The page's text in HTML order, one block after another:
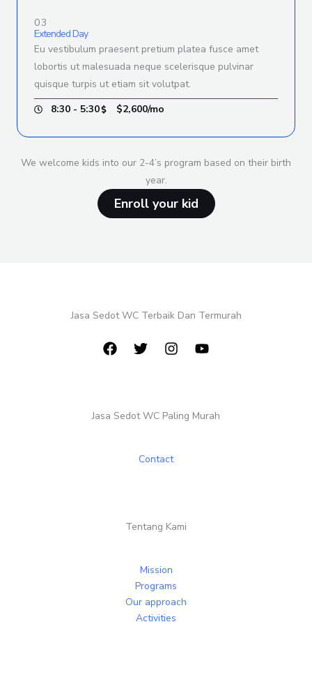
03
Extended Day
Eu vestibulum praesent pretium platea fusce amet
lobortis ut malesuada neque scelerisque pulvinar
quisque turpis ut etiam sit volutpat.
8:30 - 5:30
$2,600/mo
We welcome kids into our 2-4’s program based on their birth
year.
Enroll your kid
Jasa Sedot WC Terbaik Dan Termurah
Jasa Sedot WC Paling Murah
Contact
Tentang Kami
Mission
Programs
Our approach
Activities